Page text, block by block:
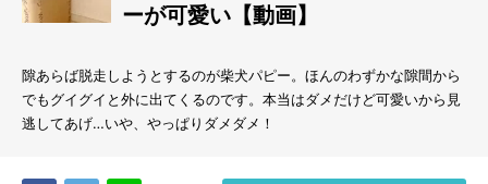
ーが可愛い【動画】
隙あらば脱走しようとするのが柴犬パピー。ほんのわずかな隙間から
でもグイグイと外に出てくるのです。本当はダメだけど可愛いから見
逃してあげ…いや、やっぱりダメダメ！